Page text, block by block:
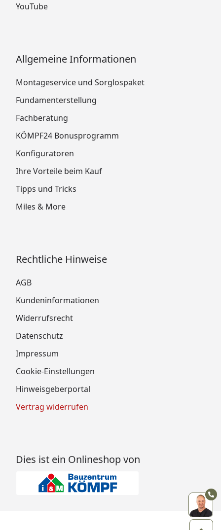
YouTube
Allgemeine Informationen
Montageservice und Sorglospaket
Fundamenterstellung
Fachberatung
KÖMPF24 Bonusprogramm
Konfiguratoren
Ihre Vorteile beim Kauf
Tipps und Tricks
Miles & More
Rechtliche Hinweise
AGB
Kundeninformationen
Widerrufsrecht
Datenschutz
Impressum
Cookie-Einstellungen
Hinweisgeberportal
Vertrag widerrufen
Dies ist ein Onlineshop von